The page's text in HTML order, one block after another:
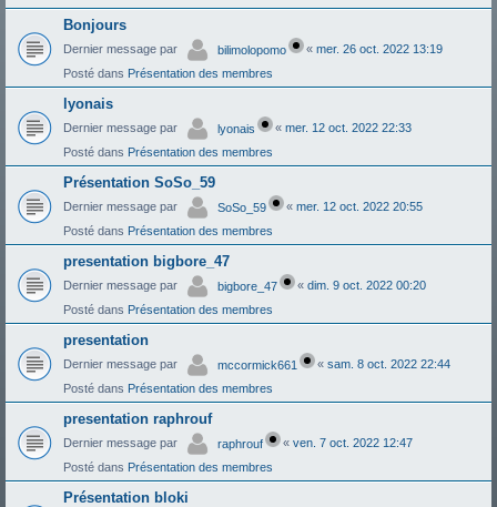
Bonjours
Dernier message par bilimolopomo « mer. 26 oct. 2022 13:19
Posté dans Présentation des membres
lyonais
Dernier message par lyonais « mer. 12 oct. 2022 22:33
Posté dans Présentation des membres
Présentation SoSo_59
Dernier message par SoSo_59 « mer. 12 oct. 2022 20:55
Posté dans Présentation des membres
presentation bigbore_47
Dernier message par bigbore_47 « dim. 9 oct. 2022 00:20
Posté dans Présentation des membres
presentation
Dernier message par mccormick661 « sam. 8 oct. 2022 22:44
Posté dans Présentation des membres
presentation raphrouf
Dernier message par raphrouf « ven. 7 oct. 2022 12:47
Posté dans Présentation des membres
Présentation bloki